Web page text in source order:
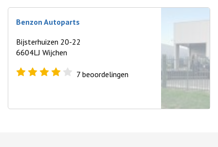
Benzon Autoparts
Bijsterhuizen 20-22
6604LJ Wijchen
7 beoordelingen